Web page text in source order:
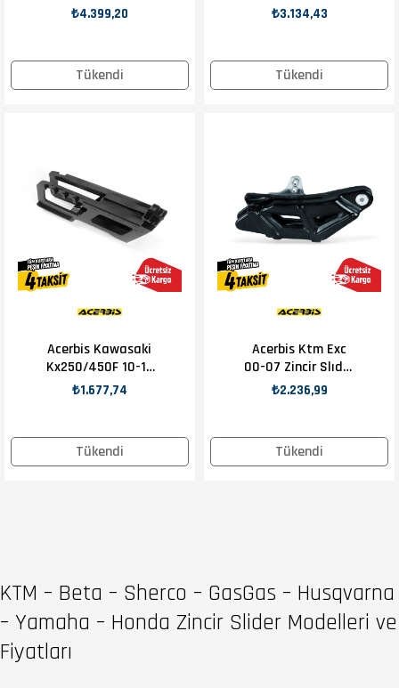
Tükendi
Zincir Kılavuzu
₺4.399,20
Tükendi
Kılavuzu Siyah
₺3.134,43
Tükendi
Acerbis Kawasaki
Kx250/450F 10-19
Zincir Kılavuzu
₺1.677,74
Tükendi
Acerbis Ktm Exc
00-07 Zincir Slıder
Siyah
₺2.236,99
KTM – Beta – Sherco – GasGas – Husqvarna
– Yamaha – Honda Zincir Slider Modelleri ve
Fiyatları